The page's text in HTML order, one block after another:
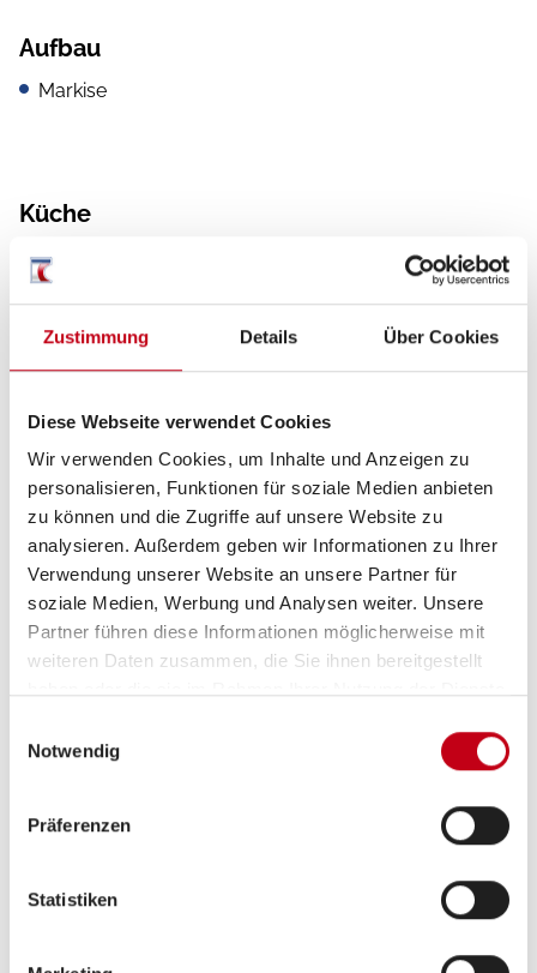
Zustimmung Details Über Cookies
Diese Webseite verwendet Cookies
Wir verwenden Cookies, um Inhalte und Anzeigen zu
personalisieren, Funktionen für soziale Medien anbieten
zu können und die Zugriffe auf unsere Website zu
analysieren. Außerdem geben wir Informationen zu Ihrer
Verwendung unserer Website an unsere Partner für
soziale Medien, Werbung und Analysen weiter. Unsere
Partner führen diese Informationen möglicherweise mit
weiteren Daten zusammen, die Sie ihnen bereitgestellt
Notwendig
Präferenzen
Statistiken
Aufbau
Markise
Küche
Kompressor-Kühlschrank
Sanitär
WC
Multimedia
Apple CarPlay
Rückfahrkamera
Radio